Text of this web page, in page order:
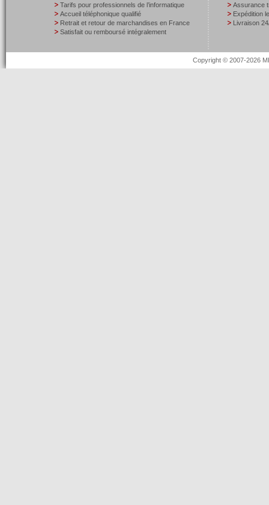
Tarifs pour professionnels de l’informatique
Accueil téléphonique qualifié
Retrait et retour de marchandises en France
Satisfait ou remboursé intégralement
Assurance
Expédition
Livraison
Copyright © 2007-2026